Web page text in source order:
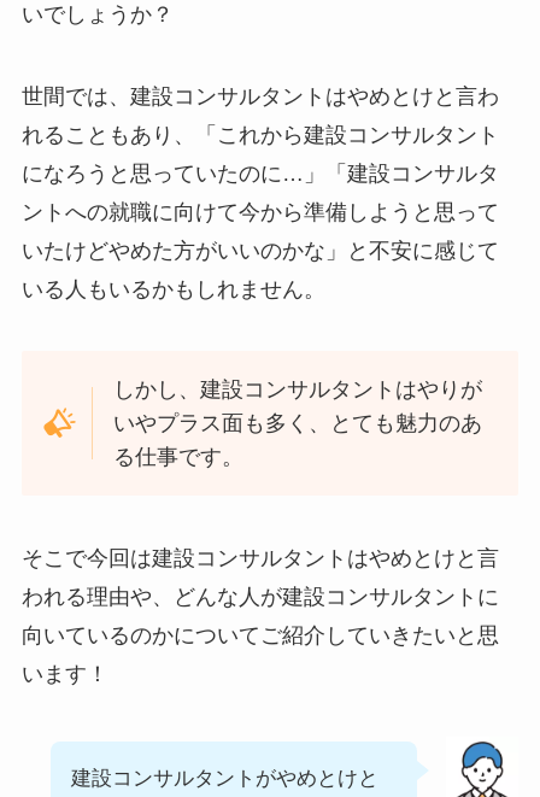
いでしょうか？
世間では、建設コンサルタントはやめとけと言わ
れることもあり、「これから建設コンサルタント
になろうと思っていたのに…」「建設コンサルタ
ントへの就職に向けて今から準備しようと思って
いたけどやめた方がいいのかな」と不安に感じて
いる人もいるかもしれません。
しかし、建設コンサルタントはやりが
いやプラス面も多く、とても魅力のあ
る仕事です。
そこで今回は建設コンサルタントはやめとけと言
われる理由や、どんな人が建設コンサルタントに
向いているのかについてご紹介していきたいと思
います！
建設コンサルタントがやめとけと